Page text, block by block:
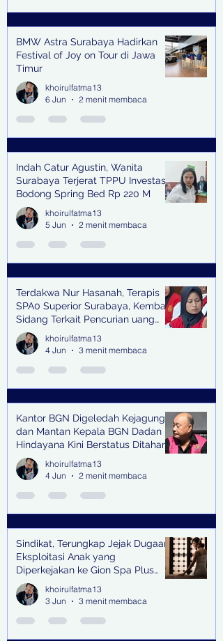
BMW Astra Surabaya Hadirkan
Festival of Joy on Tour di Jawa
Timur
khoirulfatma13
6 Jun
2 menit membaca
Indah Catur Agustin, Wanita
Surabaya Terjerat TPPU Investasi
Bodong Spring Bed Rp 220 M
khoirulfatma13
5 Jun
2 menit membaca
Terdakwa Nur Hasanah, Terapis
SPA0 Superior Surabaya, Kembali
Sidang Terkait Pencurian uang
senilai Rp1,285 M di PN Surabaya
khoirulfatma13
4 Jun
3 menit membaca
Kantor BGN Digeledah Kejagung
dan Mantan Kepala BGN Dadan
Hindayana Kini Berstatus Ditahan
khoirulfatma13
4 Jun
2 menit membaca
Sindikat, Terungkap Jejak Dugaan
Eksploitasi Anak yang
Diperkejakan ke Gion Spa Plus
and Pub Surabaya,
khoirulfatma13
3 Jun
3 menit membaca